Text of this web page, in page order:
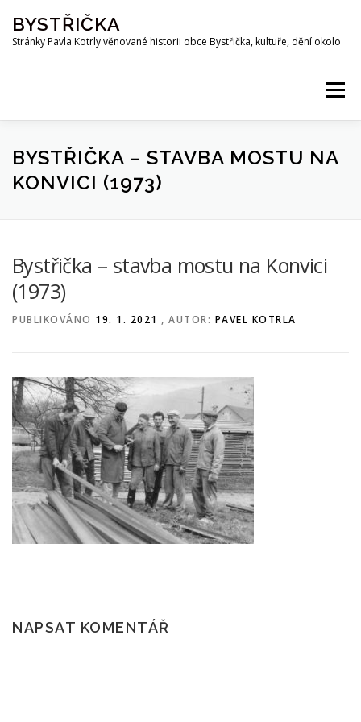
obsah
BYSTŘIČKA
Stránky Pavla Kotrly věnované historii obce Bystřička, kultuře, dění okolo
Menu
AKTUALITY HISTORIE PŘEHRADA BYSTŘIČKA
KE STAŽENÍ KOTRLA.COM ROZHLAS
ČTENÍ A POVĚSTI SKÁLY POČASÍ
ROUBENÉ STAVBY KAM NA VÝLET?
BYSTŘIČKA – STAVBA MOSTU NA
KONVICI (1973)
Bystřička – stavba mostu na Konvici
(1973)
PUBLIKOVÁNO 19. 1. 2021 , AUTOR: PAVEL KOTRLA
NAPSAT KOMENTÁŘ